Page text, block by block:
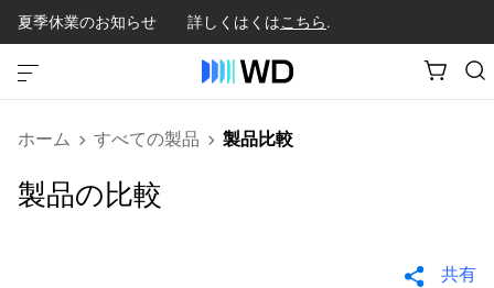
夏季休業のお知らせ 詳しくはくはこちら.
ホーム すべての製品 製品比較
製品の比較
共有